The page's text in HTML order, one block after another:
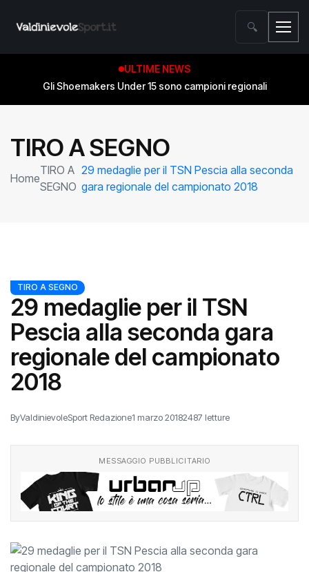
🔍
ULTIME NEWS
Gli Shoemakers Under 15 sono campioni regionali
TIRO A SEGNO
Home
TIRO A
SEGNO
29 medaglie per il TSN Pescia alla seconda
gara regionale del campionato 2018
TIRO A SEGNO
29 medaglie per il TSN
Pescia alla seconda gara
regionale del campionato
2018
ByValdinievoleSport Redazione1 marzo 20182487 letture
MESSAGGIO PUBBLICITARIO